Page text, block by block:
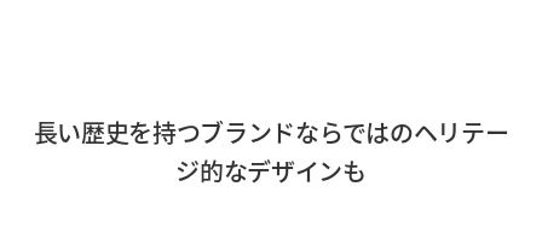
長い歴史を持つブランドならではのヘリテー
ジ的なデザインも